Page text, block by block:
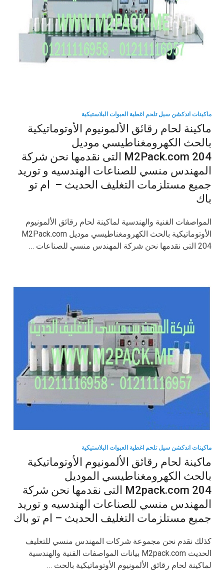
ماكينات اندكشن سيل تلحم اغطية العبوات البلاستيكية
ماكينة لحام رقائق الألمونيوم الأوتوماتيكية
بالحث الكهرومغناطيسي موديل
M2Pack.com 204 التى نقدمها نحن شركة
المهندس منسي للصناعات الهندسيه و توريد
جميع مستلزمات التغليف الحديث – ام تو
باك
المواصفات الفنية والهندسية لماكينة لحام رقائق الألمونيوم
الأوتوماتيكية بالحث الكهرومغناطيسي موديل M2Pack.com
204 التى نقدمها نحن شركة المهندس منسي للصناعات …
ماكينات اندكشن سيل تلحم اغطية العبوات البلاستيكية
ماكينة لحام رقائق الألمونيوم الأوتوماتيكية
بالحث الكهرومغناطيسي الموديل
M2pack.com 204 التى نقدمها نحن شركة
المهندس منسي للصناعات الهندسيه و توريد
جميع مستلزمات التغليف الحديث – ام تو باك
كذلك نقدم نحن مجموعة شركات المهندس منسي للتغليف
الحديث M2pack.com بيانات المواصفات الفنية والهندسية
لماكينة لحام رقائق الألمونيوم الأوتوماتيكية بالحث …